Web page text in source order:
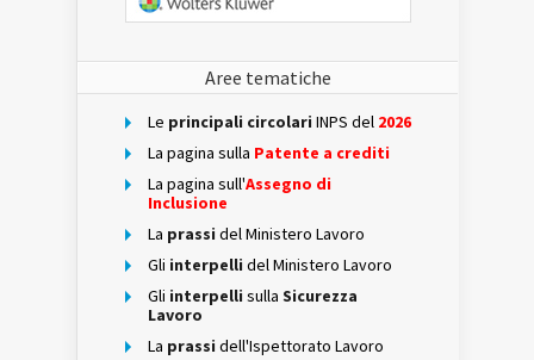
Aree tematiche
Le principali circolari INPS del 2026
La pagina sulla Patente a crediti
La pagina sull'Assegno di
Inclusione
La prassi del Ministero Lavoro
Gli interpelli del Ministero Lavoro
Gli interpelli sulla Sicurezza
Lavoro
La prassi dell'Ispettorato Lavoro